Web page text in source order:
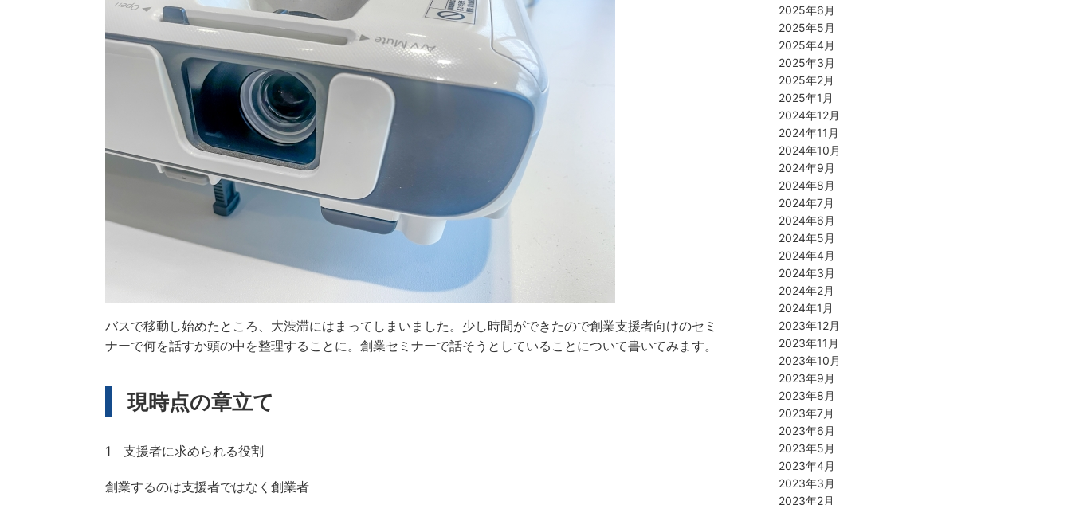
バスで移動し始めたところ、大渋滞にはまってしまいました。少し時間ができたので創業支援者向けのセミ
ナーで何を話すか頭の中を整理することに。創業セミナーで話そうとしていることについて書いてみます。
現時点の章立て
1 支援者に求められる役割
創業するのは支援者ではなく創業者
2025年6月
2025年5月
2025年4月
2025年3月
2025年2月
2025年1月
2024年12月
2024年11月
2024年10月
2024年9月
2024年8月
2024年7月
2024年6月
2024年5月
2024年4月
2024年3月
2024年2月
2024年1月
2023年12月
2023年11月
2023年10月
2023年9月
2023年8月
2023年7月
2023年6月
2023年5月
2023年4月
2023年3月
2023年2月